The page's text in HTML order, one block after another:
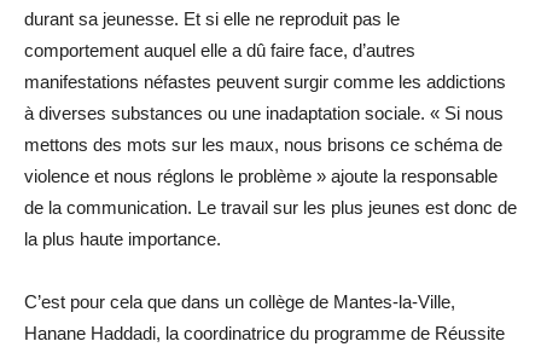
durant sa jeunesse. Et si elle ne reproduit pas le
comportement auquel elle a dû faire face, d’autres
manifestations néfastes peuvent surgir comme les addictions
à diverses substances ou une inadaptation sociale. « Si nous
mettons des mots sur les maux, nous brisons ce schéma de
violence et nous réglons le problème » ajoute la responsable
de la communication. Le travail sur les plus jeunes est donc de
la plus haute importance.
C’est pour cela que dans un collège de Mantes-la-Ville,
Hanane Haddadi, la coordinatrice du programme de Réussite